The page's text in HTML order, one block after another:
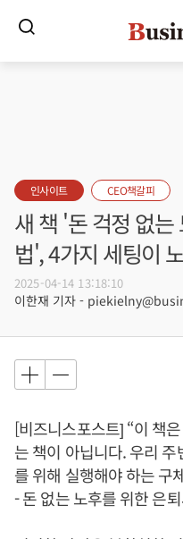
인사이트 CEO책갈피
새 책 '돈 걱정 없는
법', 4가지 세팅이
2025-04-14 13:18:10
이한재 기자 -
[비즈니스포스트] “이 책
는 책이 아닙니다. 우리
를 위해 실행해야 하는 구
- 돈 없는 노후를 위한 은